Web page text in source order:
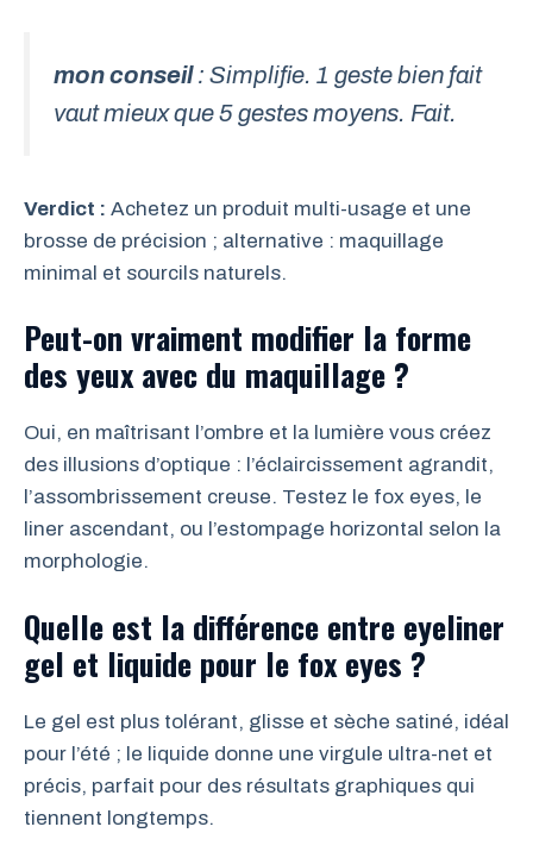
mon conseil: Simplifie. 1 geste bien fait
vaut mieux que 5 gestes moyens. Fait.
Verdict : Achetez un produit multi-usage et une
brosse de précision ; alternative : maquillage
minimal et sourcils naturels.
Peut-on vraiment modifier la forme
des yeux avec du maquillage ?
Oui, en maîtrisant l’ombre et la lumière vous créez
des illusions d’optique : l’éclaircissement agrandit,
l’assombrissement creuse. Testez le fox eyes, le
liner ascendant, ou l’estompage horizontal selon la
morphologie.
Quelle est la différence entre eyeliner
gel et liquide pour le fox eyes ?
Le gel est plus tolérant, glisse et sèche satiné, idéal
pour l’été ; le liquide donne une virgule ultra-net et
précis, parfait pour des résultats graphiques qui
tiennent longtemps.